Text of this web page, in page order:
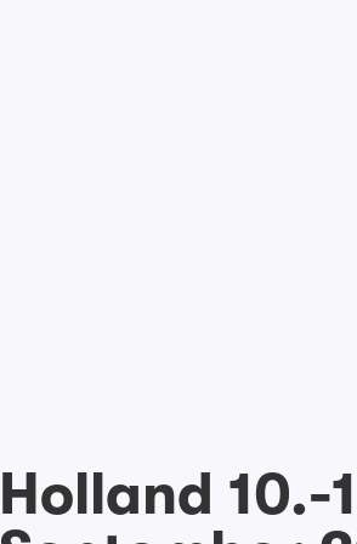
Holland 10.-